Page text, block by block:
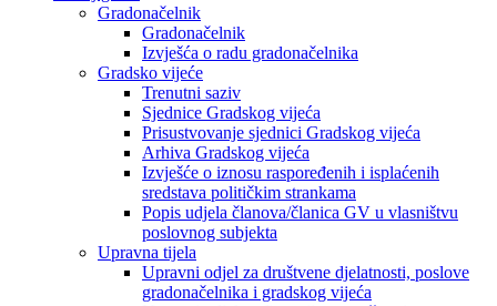
Gradonačelnik
Gradonačelnik
Izvješća o radu gradonačelnika
Gradsko vijeće
Trenutni saziv
Sjednice Gradskog vijeća
Prisustvovanje sjednici Gradskog vijeća
Arhiva Gradskog vijeća
Izvješće o iznosu raspoređenih i isplaćenih
sredstava političkim strankama
Popis udjela članova/članica GV u vlasništvu
poslovnog subjekta
Upravna tijela
Upravni odjel za društvene djelatnosti, poslove
gradonačelnika i gradskog vijeća